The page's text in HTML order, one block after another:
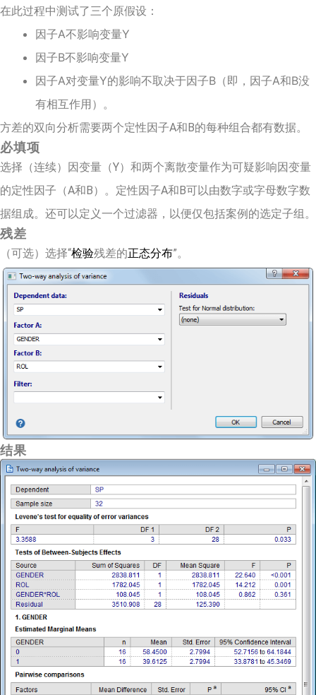
在此过程中测试了三个原假设：
因子A不影响变量Y
因子B不影响变量Y
因子A对变量Y的影响不取决于因子B（即，因子A和B没
有相互作用）。
方差的双向分析需要两个定性因子A和B的每种组合都有数据。
必填项
选择（连续）因变量（Y）和两个离散变量作为可疑影响因变量
的定性因子（A和B）。定性因子A和B可以由数字或字母数字数
据组成。还可以定义一个过滤器，以便仅包括案例的选定子组。
残差
（可选）选择“检验残差的正态分布”。
结果